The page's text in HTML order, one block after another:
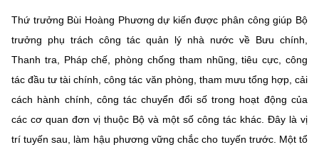
Thứ trưởng Bùi Hoàng Phương dự kiến được phân công giúp Bộ
trưởng phụ trách công tác quản lý nhà nước về Bưu chính,
Thanh tra, Pháp chế, phòng chống tham nhũng, tiêu cực, công
tác đầu tư tài chính, công tác văn phòng, tham mưu tổng hợp, cải
cách hành chính, công tác chuyển đổi số trong hoạt động của
các cơ quan đơn vị thuộc Bộ và một số công tác khác. Đây là vị
trí tuyến sau, làm hậu phương vững chắc cho tuyến trước. Một tổ